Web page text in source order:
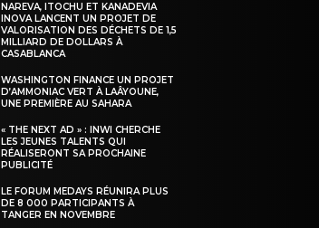
NAREVA, ITOCHU ET KANADEVIA
INOVA LANCENT UN PROJET DE
VALORISATION DES DÉCHETS DE 1,5
MILLIARD DE DOLLARS À
CASABLANCA
WASHINGTON FINANCE UN PROJET
D’AMMONIAC VERT À LAÂYOUNE,
UNE PREMIÈRE AU SAHARA
« THE NEXT AD » : INWI CHERCHE
LES JEUNES TALENTS QUI
RÉALISERONT SA PROCHAINE
PUBLICITÉ
LE FORUM MEDAYS RÉUNIRA PLUS
DE 8 000 PARTICIPANTS À
TANGER EN NOVEMBRE